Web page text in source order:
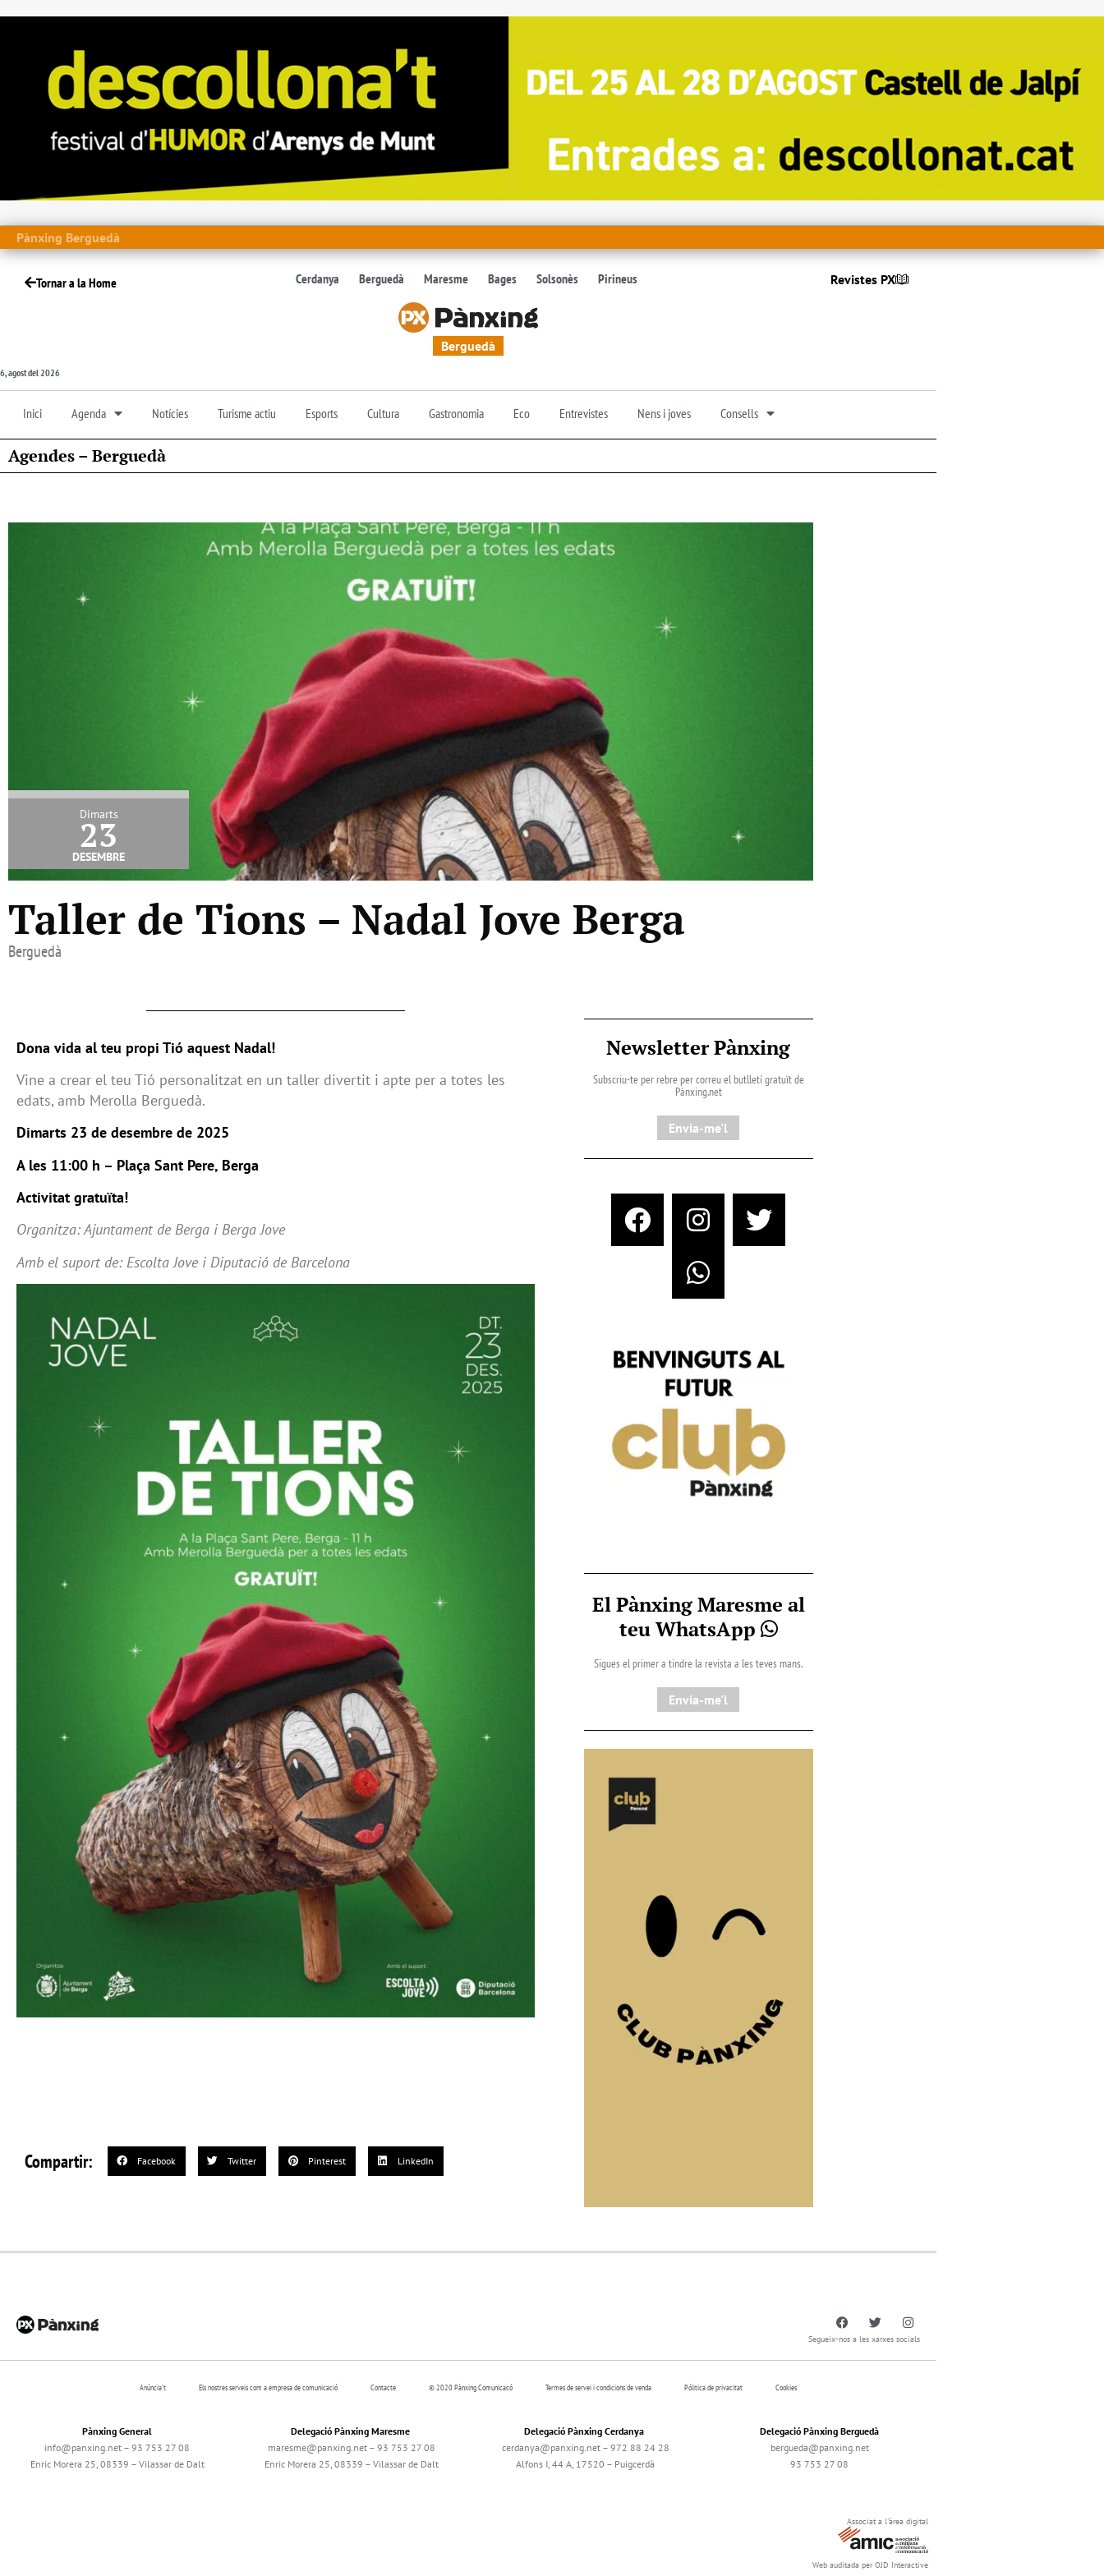
Pànxing Berguedà
Tornar a la Home Cerdanya Berguedà Maresme Bages Solsonès Pirineus Revistes PX
Berguedà
6, agost del 2026
Inici Agenda Notícies Turisme actiu Esports Cultura Gastronomia Eco Entrevistes Nens i joves Consells
Agendes – Berguedà
Dimarts
23
desembre
Taller de Tions – Nadal Jove Berga
Berguedà
Dona vida al teu propi Tió aquest Nadal!
Vine a crear el teu Tió personalitzat en un taller divertit i apte per a totes les
edats, amb Merolla Berguedà.
Dimarts 23 de desembre de 2025
A les 11:00 h – Plaça Sant Pere, Berga
Activitat gratuïta!
Organitza: Ajuntament de Berga i Berga Jove
Amb el suport de: Escolta Jove i Diputació de Barcelona
Compartir: Facebook Twitter Pinterest LinkedIn
Newsletter Pànxing
Subscriu-te per rebre per correu el butlletí gratuït de
Pànxing.net​
Envia-me'l
El Pànxing Maresme al
teu WhatsApp
Sigues el primer a tindre la revista a les teves mans.
Envia-me'l
Segueix-nos a les xarxes socials
Anúncia’t Els nostres serveis com a empresa de comunicació Contacte © 2020 Pànxing Comunicacó Termes de servei i condicions de venda Pólitica de privacitat Cookies
Pànxing General
info@panxing.net – 93 753 27 08
Enric Morera 25, 08339 – Vilassar de Dalt
Delegació Pànxing Maresme
maresme@panxing.net – 93 753 27 08
Enric Morera 25, 08339 – Vilassar de Dalt
Delegació Pànxing Cerdanya
cerdanya@panxing.net – 972 88 24 28
Alfons I, 44 A, 17520 – Puigcerdà
Delegació Pànxing Berguedà
bergueda@panxing.net
93 753 27 08
Associat a l'àrea digital
Web auditada per OJD Interactive